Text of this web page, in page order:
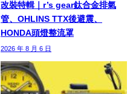
改裝特輯｜r’s gear鈦合金排氣
管、OHLINS TTX後避震、
HONDA頭燈整流罩
2026 年 8 月 6 日